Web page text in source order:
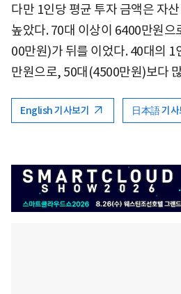
다만 1인당 평균 투자 금액은 자
높았다. 70대 이상이 6400만원
00만원)가 뒤를 이었다. 40대의
만원으로, 50대(4500만원)보다
English 기사보기 日本語 기사